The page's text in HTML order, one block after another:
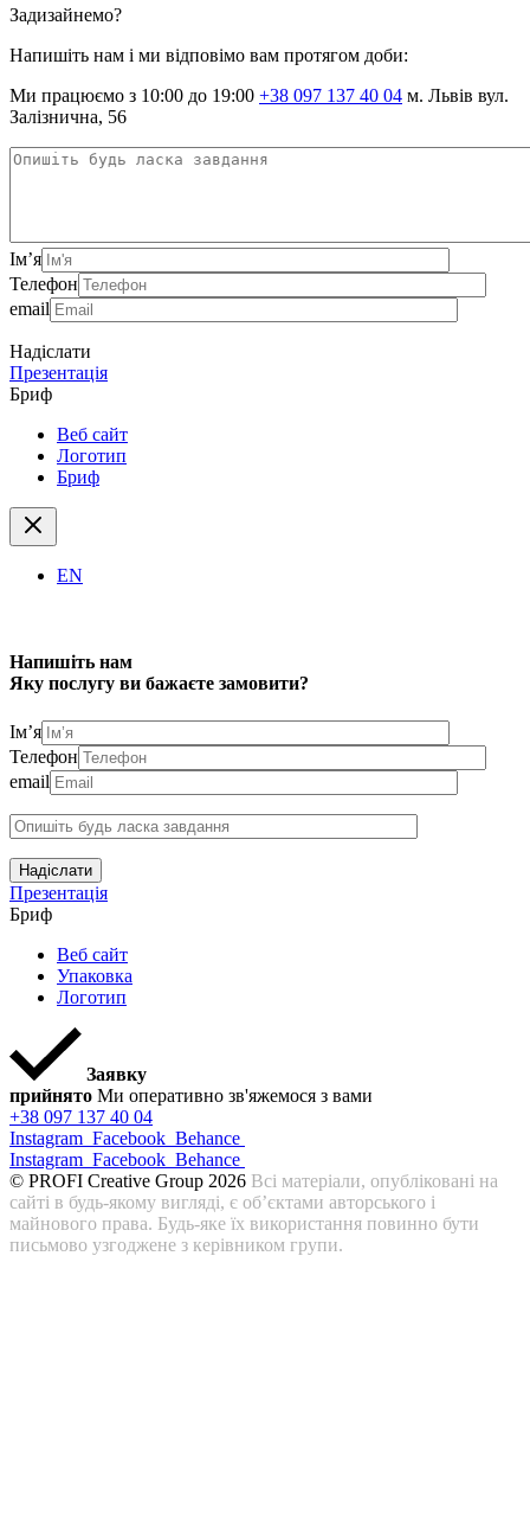
Задизайнемо?
Напишіть нам і ми відповімо вам протягом доби:
Ми працюємо з 10:00 до 19:00 +38 097 137 40 04 м. Львів вул.
Залізнична, 56
Ім’я
Телефон
email
Надіслати
Презентація
Бриф
Веб сайт
Логотип
Бриф
EN
Напишіть нам
Яку послугу ви бажаєте замовити?
Ім’я
Телефон
email
Надіслати
Презентація
Бриф
Веб сайт
Упаковка
Логотип
Заявку
прийнято Ми оперативно зв'яжемося з вами
+38 097 137 40 04
Instagram Facebook Behance
Instagram Facebook Behance
© PROFI Creative Group 2026 Всі матеріали, опубліковані на
сайті в будь-якому вигляді, є об’єктами авторського і
майнового права. Будь-яке їх використання повинно бути
письмово узгоджене з керівником групи.